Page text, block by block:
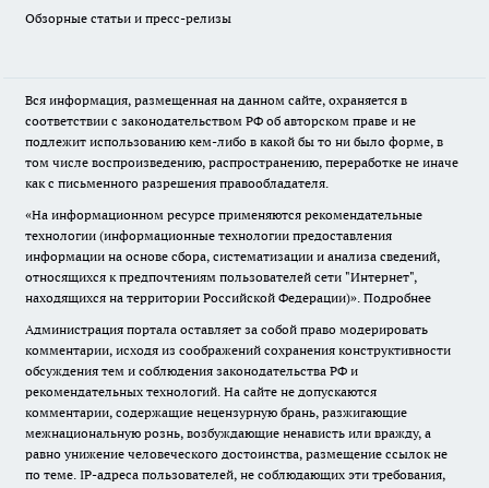
Обзорные статьи и пресс-релизы
Вся информация, размещенная на данном сайте, охраняется в
соответствии с законодательством РФ об авторском праве и не
подлежит использованию кем-либо в какой бы то ни было форме, в
том числе воспроизведению, распространению, переработке не иначе
как с письменного разрешения правообладателя.
«На информационном ресурсе применяются рекомендательные
технологии (информационные технологии предоставления
информации на основе сбора, систематизации и анализа сведений,
относящихся к предпочтениям пользователей сети "Интернет",
находящихся на территории Российской Федерации)». Подробнее
Администрация портала оставляет за собой право модерировать
комментарии, исходя из соображений сохранения конструктивности
обсуждения тем и соблюдения законодательства РФ и
рекомендательных технологий. На сайте не допускаются
комментарии, содержащие нецензурную брань, разжигающие
межнациональную рознь, возбуждающие ненависть или вражду, а
равно унижение человеческого достоинства, размещение ссылок не
по теме. IP-адреса пользователей, не соблюдающих эти требования,